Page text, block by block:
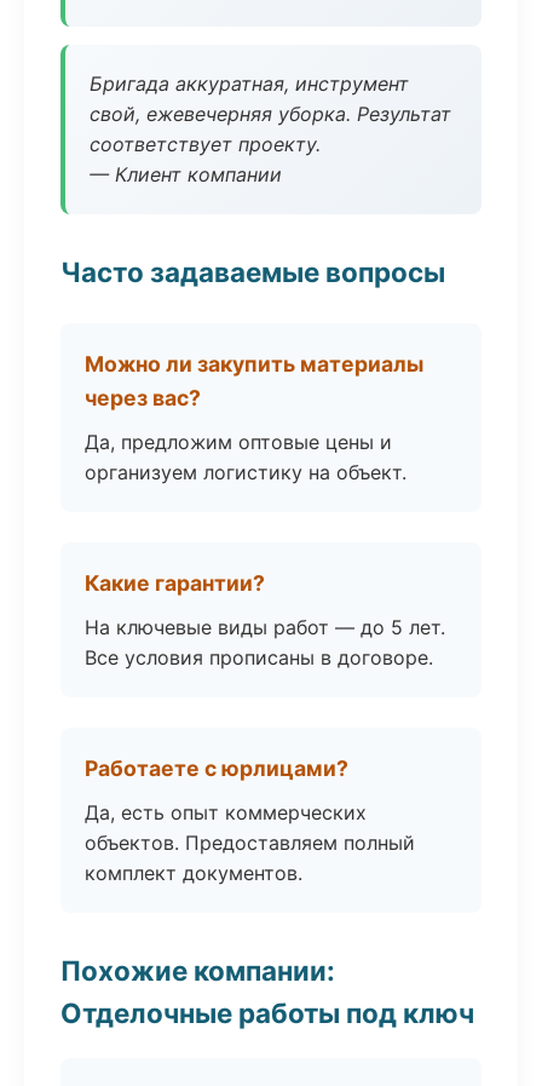
Бригада аккуратная, инструмент
свой, ежевечерняя уборка. Результат
соответствует проекту.
— Клиент компании
Часто задаваемые вопросы
Можно ли закупить материалы
через вас?
Да, предложим оптовые цены и
организуем логистику на объект.
Какие гарантии?
На ключевые виды работ — до 5 лет.
Все условия прописаны в договоре.
Работаете с юрлицами?
Да, есть опыт коммерческих
объектов. Предоставляем полный
комплект документов.
Похожие компании:
Отделочные работы под ключ